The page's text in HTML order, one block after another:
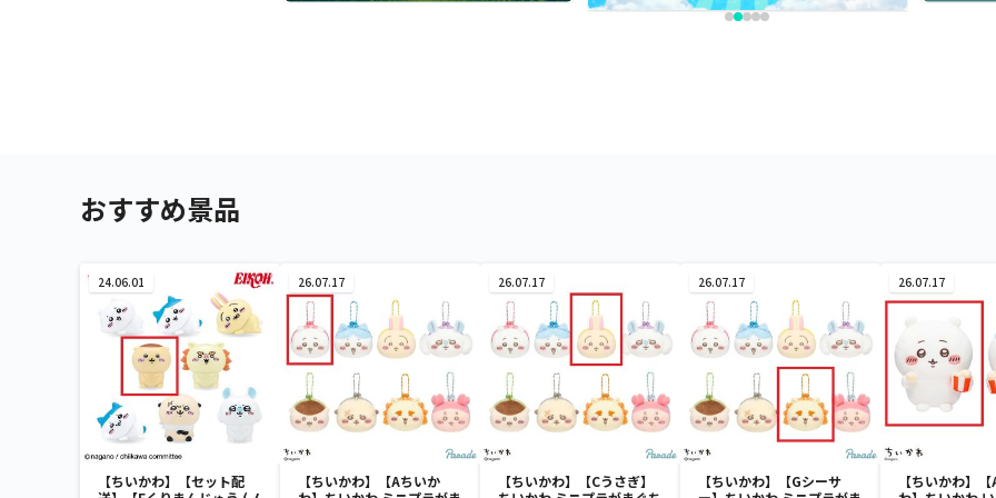
おすすめ景品
24.06.01
【ちいかわ】【セット配
26.07.17
【ちいかわ】【Aちいか
26.07.17
【ちいかわ】【Cうさぎ】
26.07.17
【ちいかわ】【Gシーサ
26.07.17
【ちいかわ】